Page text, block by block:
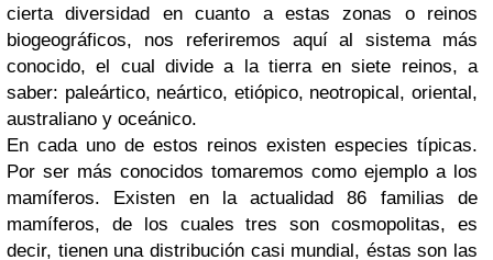
cierta diversidad en cuanto a estas zonas o reinos
biogeográficos, nos referiremos aquí al sistema más
conocido, el cual divide a la tierra en siete reinos, a
saber: paleártico, neártico, etiópico, neotropical, oriental,
australiano y oceánico.
En cada uno de estos reinos existen especies típicas.
Por ser más conocidos tomaremos como ejemplo a los
mamíferos. Existen en la actualidad 86 familias de
mamíferos, de los cuales tres son cosmopolitas, es
decir, tienen una distribución casi mundial, éstas son las